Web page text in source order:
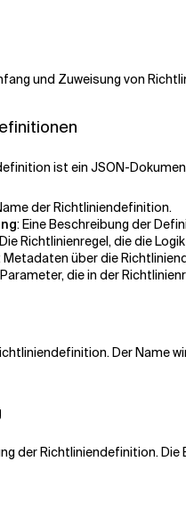
und Zuweisung von
ist ein JSON-
der Richtliniendefinition.
: Eine Beschreibung der
Richtlinienregel, die die
Metadaten über die
die in der
Der Name
der Richtliniendefinition.